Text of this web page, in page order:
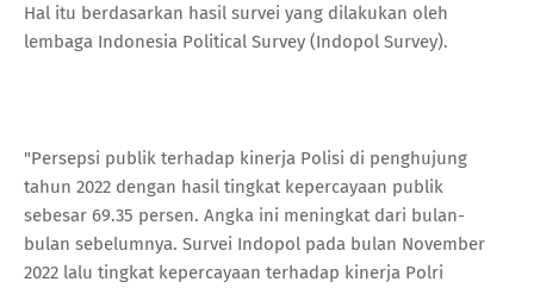
Hal itu berdasarkan hasil survei yang dilakukan oleh
lembaga Indonesia Political Survey (Indopol Survey).
"Persepsi publik terhadap kinerja Polisi di penghujung
tahun 2022 dengan hasil tingkat kepercayaan publik
sebesar 69.35 persen. Angka ini meningkat dari bulan-
bulan sebelumnya. Survei Indopol pada bulan November
2022 lalu tingkat kepercayaan terhadap kinerja Polri